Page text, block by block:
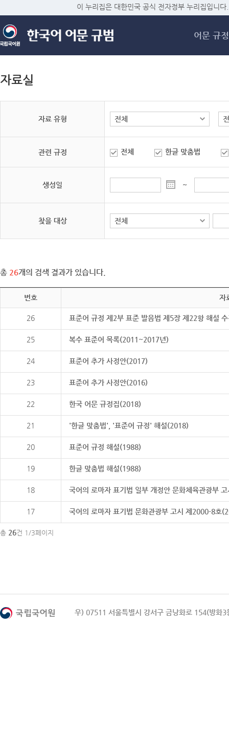
메
이 누리집은 대한민국 공식 전자정부 누리집입니다.
어문 규정
자료실
자료 유형
관련 규정 전체 한글 맞춤법
생성일 ~
찾을 대상
총 26개의 검색 결과가 있습니다.
번호 자
26 표준어 규정 제2부 표준 발음법 제5장 제22항 해설
25 복수 표준어 목록(2011~2017년)
24 표준어 추가 사정안(2017)
23 표준어 추가 사정안(2016)
22 한국 어문 규정집(2018)
21 '한글 맞춤법', '표준어 규정' 해설(2018)
20 표준어 규정 해설(1988)
19 한글 맞춤법 해설(1988)
18 국어의 로마자 표기법 일부 개정안 문화체육관광부
17 국어의 로마자 표기법 문화관광부 고시 제2000-8호
총 26건 1/3페이지
우) 07511 서울특별시 강서구 금낭화로 154(방화3